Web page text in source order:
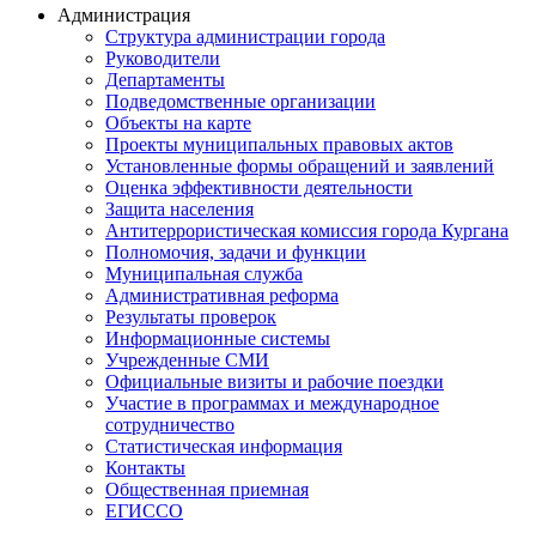
Администрация
Структура администрации города
Руководители
Департаменты
Подведомственные организации
Объекты на карте
Проекты муниципальных правовых актов
Установленные формы обращений и заявлений
Оценка эффективности деятельности
Защита населения
Антитеррористическая комиссия города Кургана
Полномочия, задачи и функции
Муниципальная служба
Административная реформа
Результаты проверок
Информационные системы
Учрежденные СМИ
Официальные визиты и рабочие поездки
Участие в программах и международное
сотрудничество
Статистическая информация
Контакты
Общественная приемная
ЕГИССО